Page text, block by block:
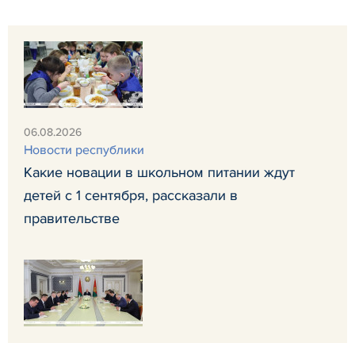
06.08.2026
Новости республики
Какие новации в школьном питании ждут
детей с 1 сентября, рассказали в
правительстве